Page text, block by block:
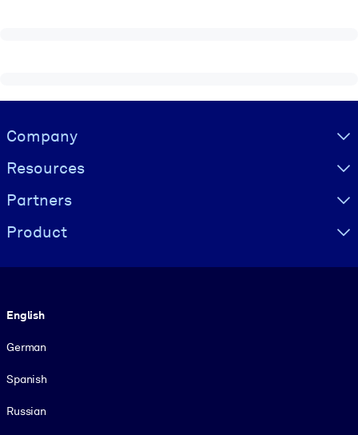
Visually hidden Text
Company
Resources
Partners
Product
English
German
Spanish
Russian